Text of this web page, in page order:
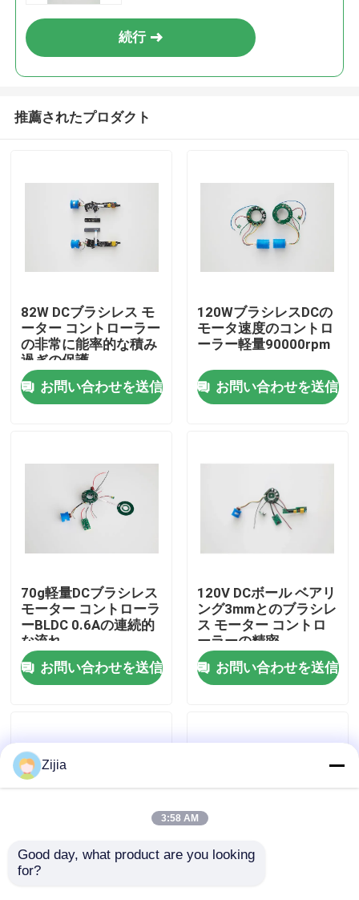
プロダクト
私達について
工場旅行
品質管理
私達に連絡しなさい
引用を要求しなさい
続行
推薦されたプロダクト
82W DCブラシレス モ
ーター コントローラー
の非常に能率的な積み
過ぎの保護
お問い合わせを送信
120WブラシレスDCの
モータ速度のコントロ
ーラー軽量90000rpm
お問い合わせを送信
70g軽量DCブラシレス
モーター コントローラ
ーBLDC 0.6Aの連続的
な流れ
お問い合わせを送信
120V DCボール ベアリ
ング3mmとのブラシレ
ス モーター コントロ
ーラーの精密
お問い合わせを送信
90000rpm DC 3mmシ
Zijia
3:58 AM
Good day, what product are you looking
for?